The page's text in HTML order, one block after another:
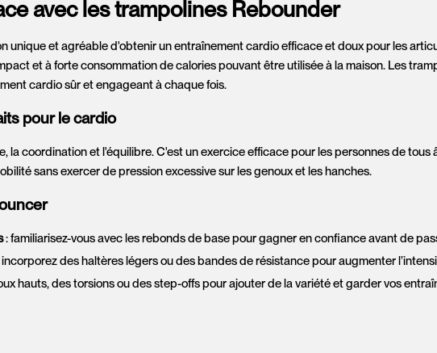
avec les trampolines Rebounder
unique et agréable d'obtenir un entraînement cardio efficace et doux pour les
et à forte consommation de calories pouvant être utilisée à la maison. Les
cardio sûr et engageant à chaque fois.
pour le cardio
la coordination et l'équilibre. C'est un exercice efficace pour les personnes de
sans exercer de pression excessive sur les genoux et les hanches.
: familiarisez-vous avec les rebonds de base pour gagner en confiance avant de
des haltères légers ou des bandes de résistance pour augmenter
hauts, des torsions ou des step-offs pour ajouter de la variété et garder vos